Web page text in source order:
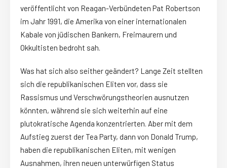
veröffentlicht von Reagan-Verbündeten Pat Robertson
im Jahr 1991, die Amerika von einer internationalen
Kabale von jüdischen Bankern, Freimaurern und
Okkultisten bedroht sah.
Was hat sich also seither geändert? Lange Zeit stellten
sich die republikanischen Eliten vor, dass sie
Rassismus und Verschwörungstheorien ausnutzen
könnten, während sie sich weiterhin auf eine
plutokratische Agenda konzentrierten. Aber mit dem
Aufstieg zuerst der Tea Party, dann von Donald Trump,
haben die republikanischen Eliten, mit wenigen
Ausnahmen, ihren neuen unterwürfigen Status